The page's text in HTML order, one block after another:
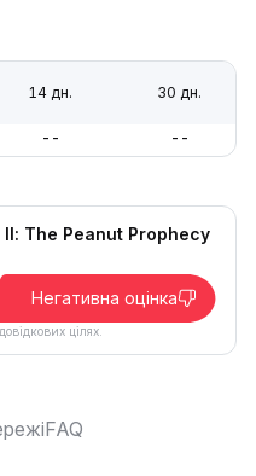
14 дн. 30 дн.
-- --
The Peanut Prophecy
Негативна оцінка
цілях.
FAQ